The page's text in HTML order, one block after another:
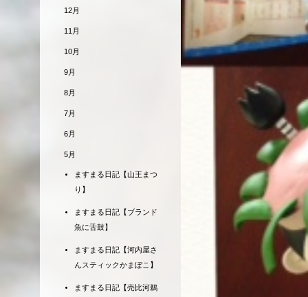
12月
11月
10月
9月
8月
7月
6月
5月
ますまる日記【山王まつ
り】
ますまる日記【ブランド
魚に舌鼓】
ますまる日記【河内屋さ
んスティックかまぼこ】
ますまる日記【売比河鵜